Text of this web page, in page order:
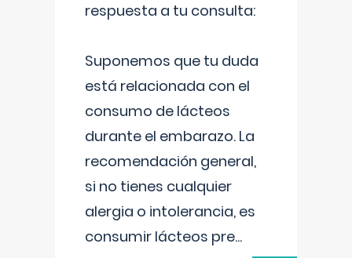
respuesta a tu consulta:
Suponemos que tu duda
está relacionada con el
consumo de lácteos
durante el embarazo. La
recomendación general,
si no tienes cualquier
alergia o intolerancia, es
consumir lácteos pre...